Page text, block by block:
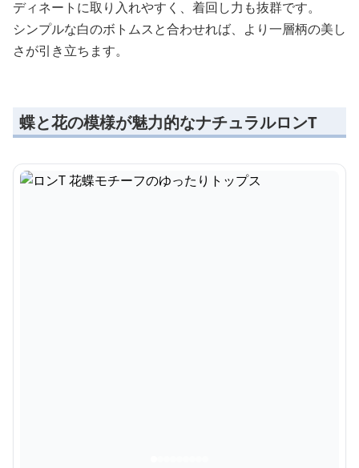
ディネートに取り入れやすく、着回し力も抜群です。
シンプルな白のボトムスと合わせれば、より一層柄の美し
さが引き立ちます。
蝶と花の模様が魅力的なナチュラルロンT